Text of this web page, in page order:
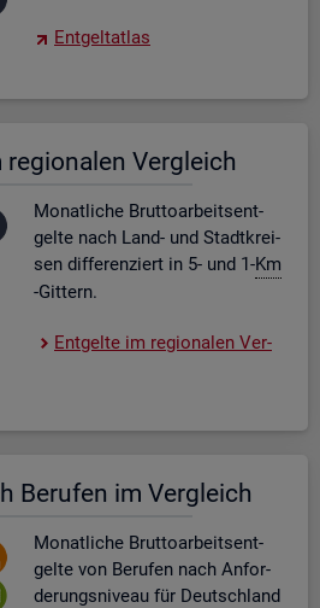
Ent­gel­t­at­las
re­gio­na­len Ver­gleich
Mo­nat­li­che Brut­to­ar­beits­ent­
gel­te nach Land- und Stadt­krei­
sen dif­fe­ren­ziert in 5- und 1-Km
-Git­tern.
Ent­gel­te im re­gio­na­len Ver­
Be­ru­fen im Ver­gleich
Mo­nat­li­che Brut­to­ar­beits­ent­
gel­te von Be­ru­fen nach An­for­
de­rungs­ni­veau für Deutsch­land